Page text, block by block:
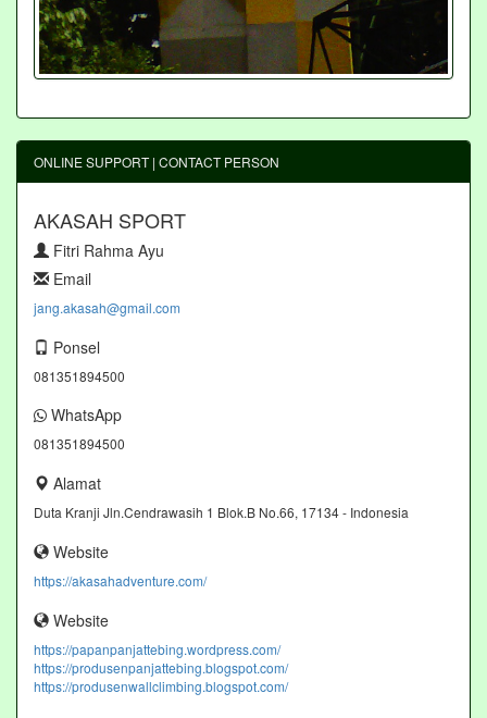
ONLINE SUPPORT | CONTACT PERSON
AKASAH SPORT
Fitri Rahma Ayu
Email
jang.akasah@gmail.com
Ponsel
081351894500
WhatsApp
081351894500
Alamat
Duta Kranji Jln.Cendrawasih 1 Blok.B No.66, 17134 - Indonesia
Website
https://akasahadventure.com/
Website
https://papanpanjattebing.wordpress.com/
https://produsenpanjattebing.blogspot.com/
https://produsenwallclimbing.blogspot.com/